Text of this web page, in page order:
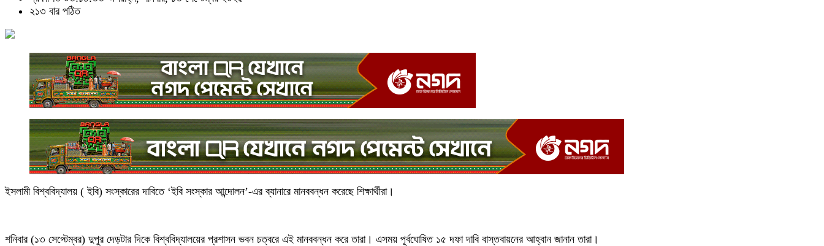
২১৩ বার পঠিত
ইসলামী বিশ্ববিদ্যালয় ( ইবি) সংস্কারের দাবিতে ‘ইবি সংস্কার আন্দোলন’-এর ব্যানারে মানববন্ধন করেছে শিক্ষার্থীরা।
শনিবার (১৩ সেপ্টেম্বর) দুপুর দেড়টার দিকে বিশ্ববিদ্যালয়ের প্রশাসন ভবন চত্বরে এই মানববন্ধন করে তারা। এসময় পূর্বঘোষিত ১৫ দফা দাবি বাস্তবায়নের আহ্বান জানান তারা।